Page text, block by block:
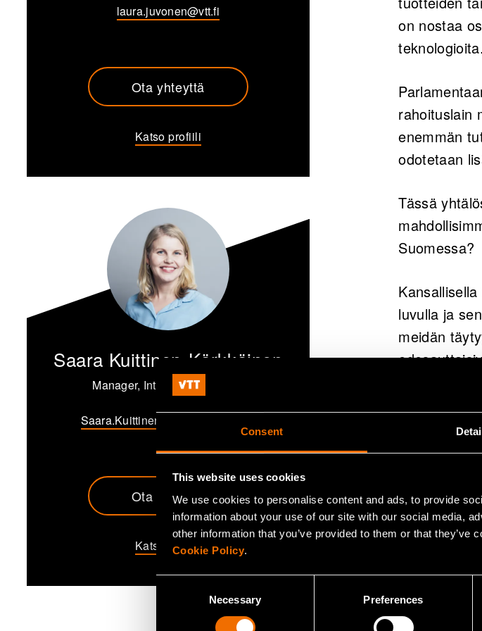
Consent
This website uses cookies
We use cookies to personalise content and ads, to provide
information about your use of our site with our social media,
other information that you’ve provided to them or that
Cookie Policy.
Necessary Preferences
on nostaa
teknologioita.
rahoituslain
enemmän
odotetaan
Tässä
Suomessa?
luvulla ja
meidän
Mitä
VTT:n
että
uusia,
laura.juvonen@vtt.fi
Ota yhteyttä
Katso profiili
Saara Kuittinen-Kärkkäinen
Manager, International Affairs
Saara.Kuittinen-Karkkainen@vtt.fi
Ota yhteyttä
Katso profiili